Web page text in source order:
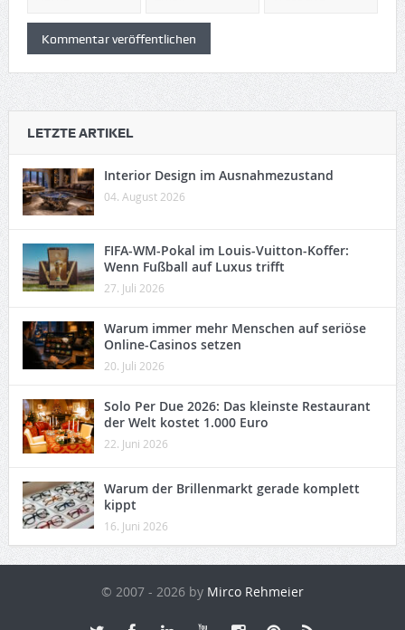
LETZTE ARTIKEL
Interior Design im Ausnahmezustand
04. August 2026
FIFA-WM-Pokal im Louis-Vuitton-Koffer:
Wenn Fußball auf Luxus trifft
27. Juli 2026
Warum immer mehr Menschen auf seriöse
Online-Casinos setzen
20. Juli 2026
Solo Per Due 2026: Das kleinste Restaurant
der Welt kostet 1.000 Euro
22. Juni 2026
Warum der Brillenmarkt gerade komplett
kippt
16. Juni 2026
© 2007 - 2026 by Mirco Rehmeier